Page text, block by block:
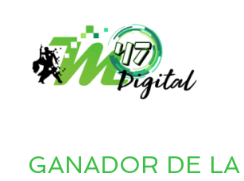
GANADOR DE LA